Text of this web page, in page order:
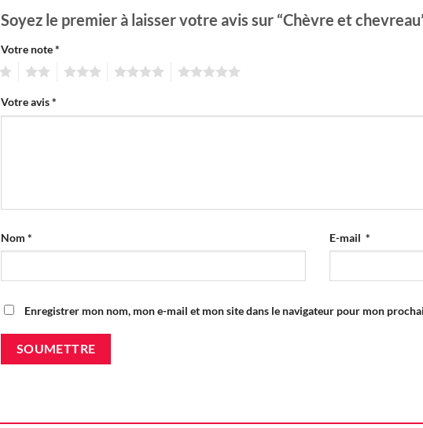
Soyez le premier à laisser votre avis sur “Chèvre et
Votre note*
Votre avis*
Nom * E-mail *
Enregistrer mon nom, mon e-mail et mon site dans le navigateur pour mon